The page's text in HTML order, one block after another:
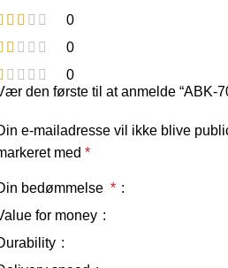
0
0
0
den første til at anmelde “ABK-
e-mailadresse vil ikke blive
med *
bedømmelse *
for money